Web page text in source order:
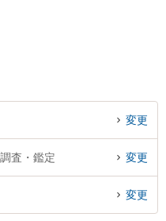
変更
査・鑑定 変更
変更